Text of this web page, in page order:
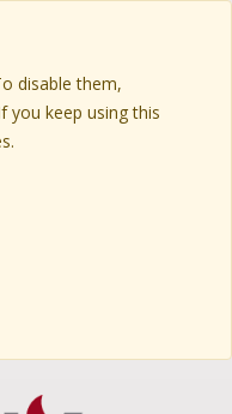
disable them,
you keep using this